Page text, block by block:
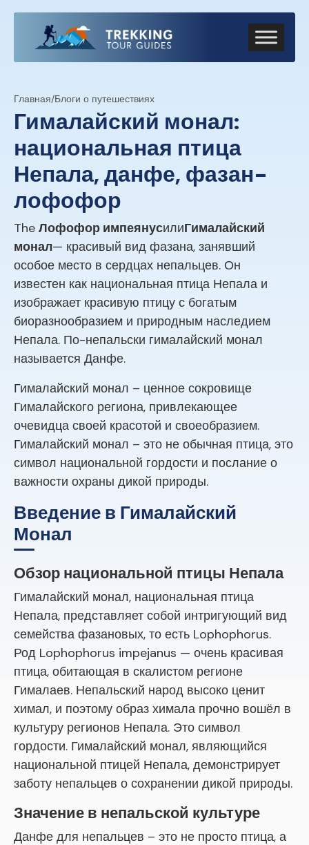
Главная/Блоги о путешествиях
Гималайский монал:
национальная птица
Непала, данфе, фазан-
лофофор
The Лофофор импеянусилиГималайский
монал— красивый вид фазана, занявший
особое место в сердцах непальцев. Он
известен как национальная птица Непала и
изображает красивую птицу с богатым
биоразнообразием и природным наследием
Непала. По-непальски гималайский монал
называется Данфе.
Гималайский монал – ценное сокровище
Гималайского региона, привлекающее
очевидца своей красотой и своеобразием.
Гималайский монал – это не обычная птица, это
символ национальной гордости и послание о
важности охраны дикой природы.
Введение в Гималайский
Монал
Обзор национальной птицы Непала
Гималайский монал, национальная птица
Непала, представляет собой интригующий вид
семейства фазановых, то есть Lophophorus.
Род Lophophorus impejanus — очень красивая
птица, обитающая в скалистом регионе
Гималаев. Непальский народ высоко ценит
химал, и поэтому образ химала прочно вошёл в
культуру регионов Непала. Это символ
гордости. Гималайский монал, являющийся
национальной птицей Непала, демонстрирует
заботу непальцев о сохранении дикой природы.
Значение в непальской культуре
Данфе для непальцев – это не просто птица, а